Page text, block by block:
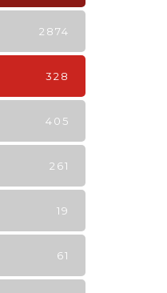
2874
328
405
261
19
61